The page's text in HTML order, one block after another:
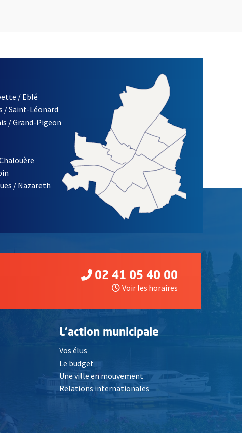
LETTRE D'INFORMATION DES ASSOCIATIONS DE LA VILLE
/ Eblé
/ Saint-Léonard
/ Grand-Pigeon
/ Nazareth
02 41 05 40 00
Voir les horaires
L'action municipale
Vos élus
Le budget
Une ville en mouvement
Relations internationales